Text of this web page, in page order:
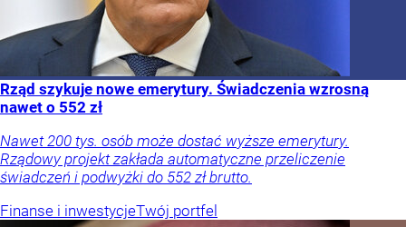
Rząd szykuje nowe emerytury. Świadczenia wzrosną
nawet o 552 zł
Nawet 200 tys. osób może dostać wyższe emerytury.
Rządowy projekt zakłada automatyczne przeliczenie
świadczeń i podwyżki do 552 zł brutto.
Finanse i inwestycjeTwój portfel